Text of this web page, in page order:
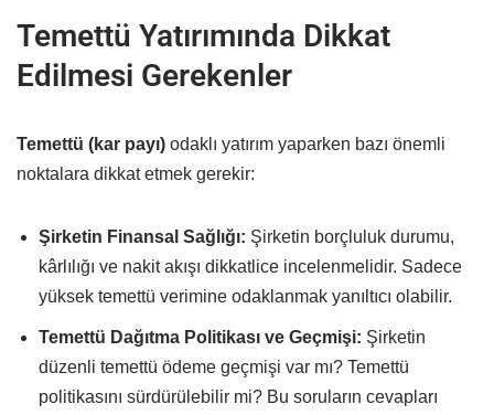
Temettü Yatırımında Dikkat
Edilmesi Gerekenler
Temettü (kar payı) odaklı yatırım yaparken bazı önemli
noktalara dikkat etmek gerekir:
Şirketin Finansal Sağlığı: Şirketin borçluluk durumu,
kârlılığı ve nakit akışı dikkatlice incelenmelidir. Sadece
yüksek temettü verimine odaklanmak yanıltıcı olabilir.
Temettü Dağıtma Politikası ve Geçmişi: Şirketin
düzenli temettü ödeme geçmişi var mı? Temettü
politikasını sürdürülebilir mi? Bu soruların cevapları